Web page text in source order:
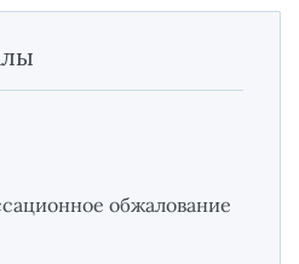
обжалование